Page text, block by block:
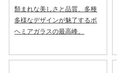
類まれな美しさと品質、多種
多様なデザインが魅了するボ
ヘミアガラスの最高峰。